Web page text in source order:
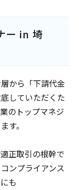
ー in 埼
から「下請代金
していただくた
のトップマネジ
す。
正取引の根幹で
ンプライアンス
も